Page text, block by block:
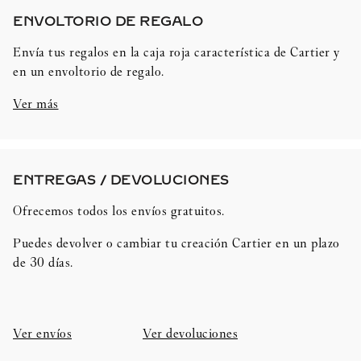
ENVOLTORIO DE REGALO​
Envía tus regalos en la caja roja característica de Cartier y
en un envoltorio de regalo.
Ver más
ENTREGAS / DEVOLUCIONES​
Ofrecemos todos los envíos gratuitos.
Puedes devolver o cambiar tu creación Cartier en un plazo
de 30 días.​
Ver envíos Ver devoluciones